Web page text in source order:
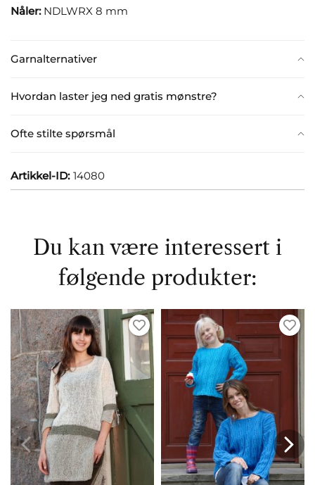
Garnalternativer
Hvordan laster jeg ned gratis mønstre?
Ofte stilte spørsmål
Nåler:NDLWRX 8 mm
Artikkel-ID: 14080
Du kan være interessert i
følgende produkter: